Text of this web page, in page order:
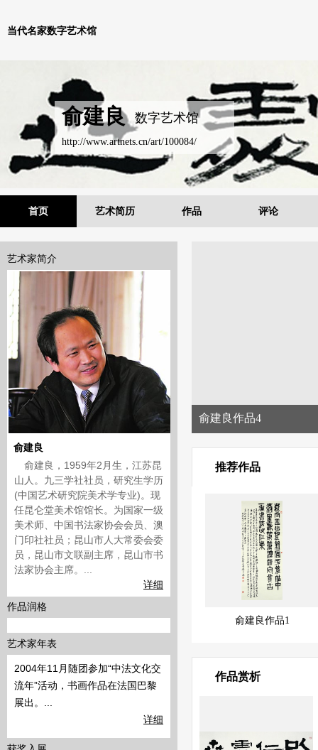
当代名家数字艺术馆
俞建良 数字艺术馆
http://www.artnets.cn/art/100084/
首页 艺术简历 作品 评论
艺术家简介
俞建良
俞建良，1959年2月生，江苏昆
山人。九三学社社员，研究生学历
(中国艺术研究院美术学专业)。现
任昆仑堂美术馆馆长。为国家一级
美术师、中国书法家协会会员、澳
门印社社员；昆山市人大常委会委
员，昆山市文联副主席，昆山市书
法家协会主席。...
详细
作品润格
艺术家年表
2004年11月随团参加“中法文化交
流年”活动，书画作品在法国巴黎
展出。...
详细
俞建良作品4
推荐作品
建良作品3 俞建良作品2 俞建良作品1
作品赏析